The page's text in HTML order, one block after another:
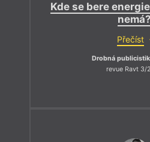
Kde se bere
nemá?
Přečíst
Drobná
revue Ravt 3/